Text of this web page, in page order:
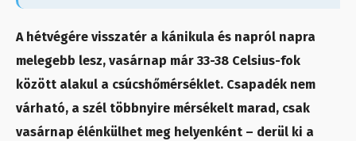
A hétvégére visszatér a kánikula és napról napra
melegebb lesz, vasárnap már 33-38 Celsius-fok
között alakul a csúcshőmérséklet. Csapadék nem
várható, a szél többnyire mérsékelt marad, csak
vasárnap élénkülhet meg helyenként – derül ki a